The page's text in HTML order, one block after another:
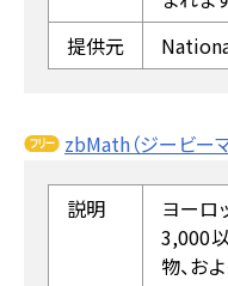
提供元
zbMath（ジービー
説明
ヨーロ
3,000
物、お